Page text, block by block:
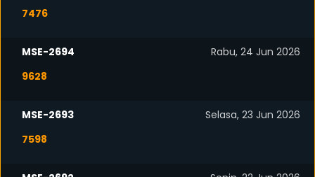
7476
MSE-2694
Rabu, 24 Jun 2026
9628
MSE-2693
Selasa, 23 Jun 2026
7598